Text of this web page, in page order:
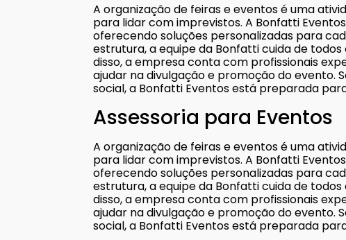
A organização de feiras e eventos é uma
para lidar com imprevistos. A Bonfatti
oferecendo soluções personalizadas para
estrutura, a equipe da Bonfatti cuida de
disso, a empresa conta com profissionais
ajudar na divulgação e promoção do evento.
social, a Bonfatti Eventos está preparada
Assessoria para Eventos
A organização de feiras e eventos é uma
para lidar com imprevistos. A Bonfatti
oferecendo soluções personalizadas para
estrutura, a equipe da Bonfatti cuida de
disso, a empresa conta com profissionais
ajudar na divulgação e promoção do evento.
social, a Bonfatti Eventos está preparada